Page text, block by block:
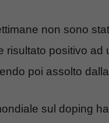
non sono
risultato positivo ad
poi assolto
sul doping